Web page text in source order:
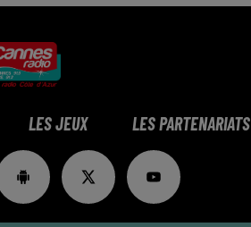
LES JEUX LES PARTENARIATS